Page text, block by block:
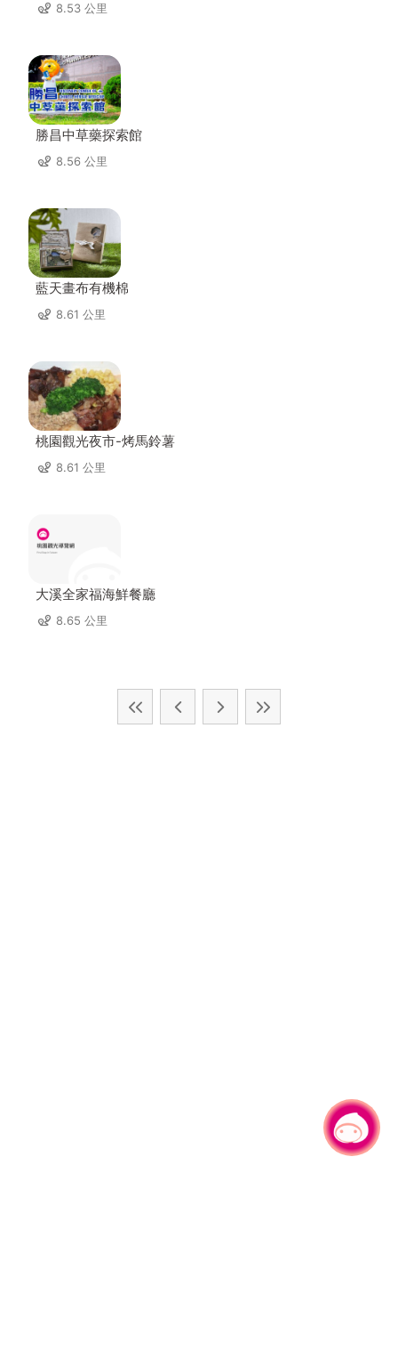
8.53 公里
勝昌中草藥探索館
8.56 公里
藍天畫布有機棉
8.61 公里
桃園觀光夜市-烤馬鈴薯
8.61 公里
大溪全家福海鮮餐廳
8.65 公里